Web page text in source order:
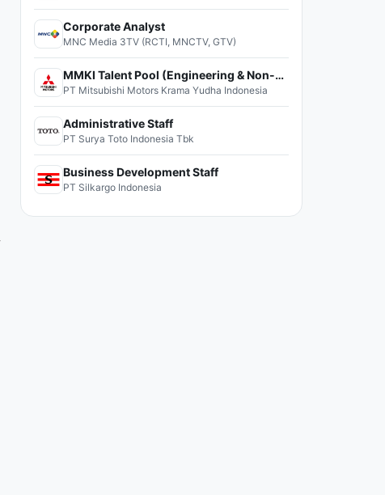
Corporate Analyst
MNC Media 3TV (RCTI, MNCTV, GTV)
MMKI Talent Pool (Engineering & Non-Engineering)
PT Mitsubishi Motors Krama Yudha Indonesia
Administrative Staff
PT Surya Toto Indonesia Tbk
Business Development Staff
PT Silkargo Indonesia